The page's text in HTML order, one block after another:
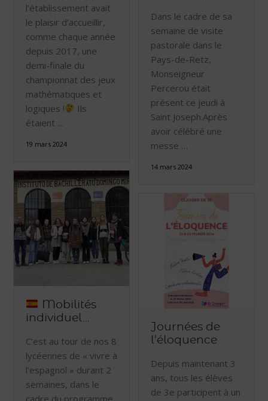
l’établissement avait
le plaisir d’accueillir,
comme chaque année
depuis 2017, une
demi-finale du
championnat des jeux
mathématiques et
logiques !
Ils
étaient …
19 mars 2024
Dans le cadre de sa
semaine de visite
pastorale dans le
Pays-de-Retz,
Monseigneur
Percerou était
présent ce jeudi à
Saint Joseph.Après
avoir célébré une
messe …
14 mars 2024
Mobilités
individuel...
C’est au tour de nos 8
lycéennes de « vivre à
l’espagnol » durant 2
semaines, dans le
Journées de
l'éloquence
Depuis maintenant 3
ans, tous les élèves
de 3e participent à un